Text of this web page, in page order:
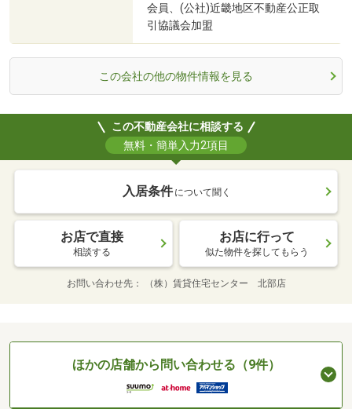
会員、(公社)近畿地区不動産公正取
引協議会加盟
この会社の他の物件情報を見る
この不動産会社に相談する
無料・簡単入力2項目
入居条件 について聞く
お店で直接
相談する
お店に行って
似た物件を探してもらう
お問い合わせ先 （株）賃貸住宅センター 北部店
ほかの店舗から問い合わせる（9件）